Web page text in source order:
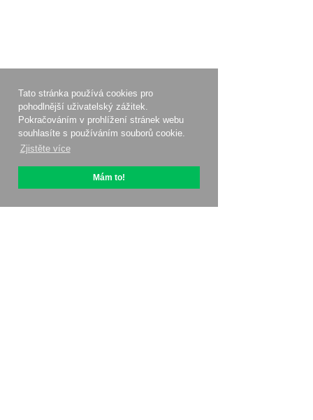
Tato stránka používá cookies pro
pohodlnější uživatelský zážitek.
Pokračováním v prohlížení stránek webu
souhlasíte s používáním souborů cookie.
Zjistěte více
Mám to!